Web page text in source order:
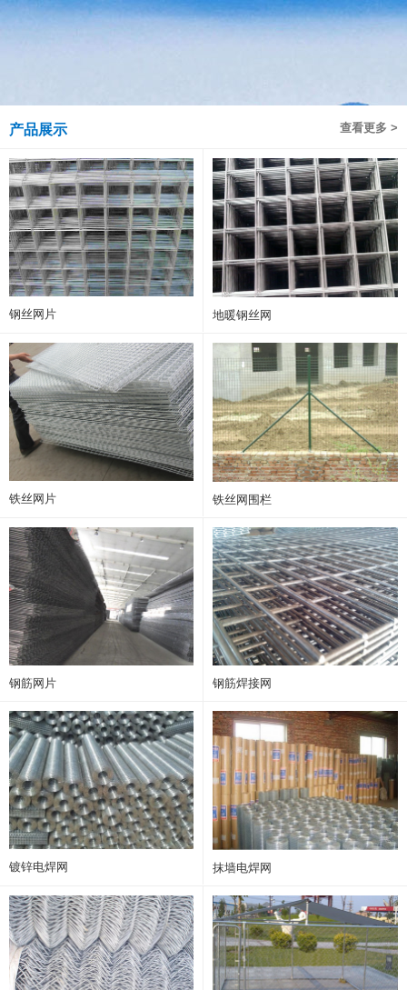
查看更多 >
产品展示
钢丝网片 地暖钢丝网
铁丝网片 铁丝网围栏
钢筋网片 钢筋焊接网
镀锌电焊网 抹墙电焊网